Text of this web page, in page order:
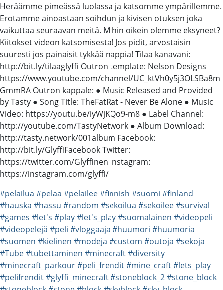
Heräämme pimeässä luolassa ja katsomme ympärillemme.
Erotamme ainoastaan soihdun ja kivisen otuksen joka
vaikuttaa seuraavan meitä. Mihin oikein olemme eksyneet?
Kiitokset videon katsomisesta! Jos pidit, arvostaisin
suuresti jos painaisit tykkää nappia! Tilaa kanavani:
http://bit.ly/tilaaglyffi Outron template: Nelson Designs
https://www.youtube.com/channel/UC_ktVh0y5j3OLSBa8m
GmmRA Outron kappale: ● Music Released and Provided
by Tasty ● Song Title: TheFatRat - Never Be Alone ● Music
Video: https://youtu.be/iyWjKQo9-m8 ● Label Channel:
http://youtube.com/TastyNetwork ● Album Download:
http://tasty.network/001album Facebook:
http://bit.ly/GlyffiFacebook Twitter:
https://twitter.com/Glyffinen Instagram:
https://instagram.com/glyffi/
#pelailua #pelaa #pelailee#finnish #suomi #finland
#hauska #hassu #random #sekoilua #sekoilee#survival
#games #let's #play#let's_play#suomalainen #videopeli
#videopelejä #peli #vloggaaja #huumori #huumoria
#suomen #kielinen #modeja #custom #outoja #sekoja
#Tube#tubettaminen #minecraft#diversity
#minecraft_parkour#peli_frendit#mine_craft#lets_play
#pelifrendit#glyffi_minecraft#stoneblock_2#stone_block